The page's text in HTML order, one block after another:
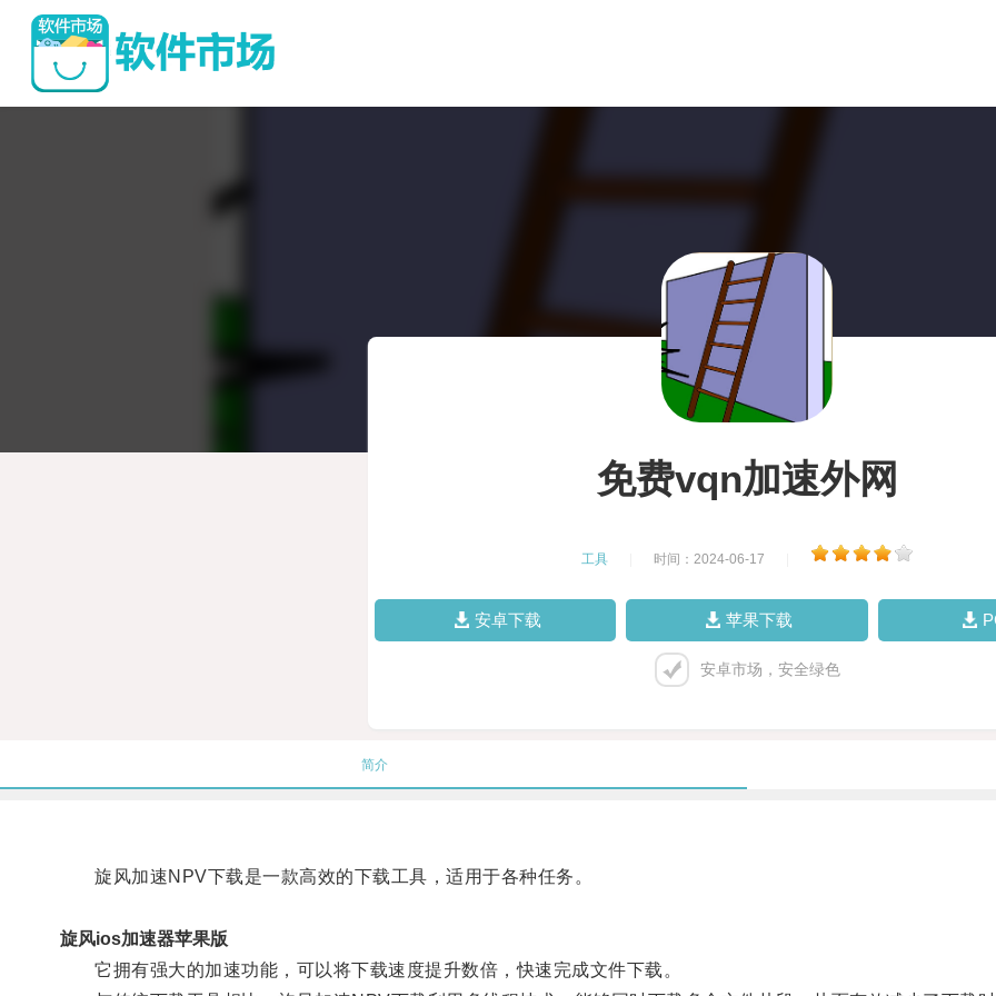
免费vqn加速外网
工具 时间：2024-06-17
安卓下载 苹果下载
安卓市场，安全绿色
简介
旋风加速NPV下载是一款高效的下载工具，适用于各种任务。
旋风ios加速器苹果版
它拥有强大的加速功能，可以将下载速度提升数倍，快速完成文件下载。